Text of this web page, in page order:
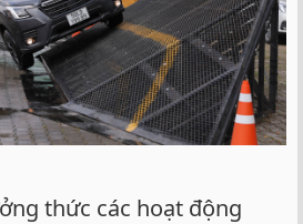
thức các hoạt động